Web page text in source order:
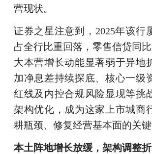
营现状。
证券之星注意到，2025年该行
占全行比重回落，零售信贷同比
大本营增长动能显著弱于异地
加净息差持续探底、核心一级
红线及内控合规风险显现等挑
架构优化，成为这家上市城商
耕瓶颈、修复经营基本面的关键
本土阵地增长放缓，架构调整